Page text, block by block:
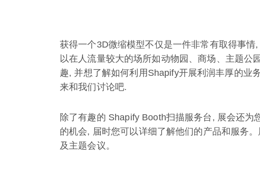
获得一个3D微缩模型不仅是一件非常有取得事
以在人流量较大的场所如动物园、商场、主题公
趣, 并想了解如何利用Shapify开展利润丰厚的业
来和我们讨论吧.
除了有趣的 Shapify Booth扫描服务台, 展会还
的机会, 届时您可以详细了解他们的产品和服务
及主题会议。